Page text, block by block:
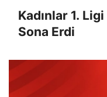
Kadınlar 1.
Sona Erdi